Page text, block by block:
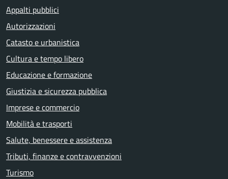
Appalti pubblici
Autorizzazioni
Catasto e urbanistica
Cultura e tempo libero
Educazione e formazione
Giustizia e sicurezza pubblica
Imprese e commercio
Mobilità e trasporti
Salute, benessere e assistenza
Tributi, finanze e contravvenzioni
Turismo